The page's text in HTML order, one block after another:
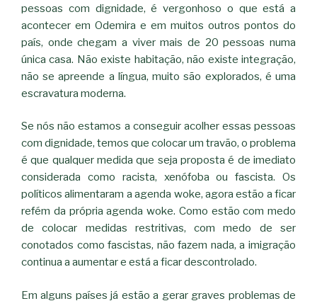
pessoas com dignidade, é vergonhoso o que está a
acontecer em Odemira e em muitos outros pontos do
país, onde chegam a viver mais de 20 pessoas numa
única casa. Não existe habitação, não existe integração,
não se apreende a língua, muito são explorados, é uma
escravatura moderna.
Se nós não estamos a conseguir acolher essas pessoas
com dignidade, temos que colocar um travão, o problema
é que qualquer medida que seja proposta é de imediato
considerada como racista, xenófoba ou fascista. Os
políticos alimentaram a agenda woke, agora estão a ficar
refém da própria agenda woke. Como estão com medo
de colocar medidas restritivas, com medo de ser
conotados como fascistas, não fazem nada, a imigração
continua a aumentar e está a ficar descontrolado.
Em alguns países já estão a gerar graves problemas de